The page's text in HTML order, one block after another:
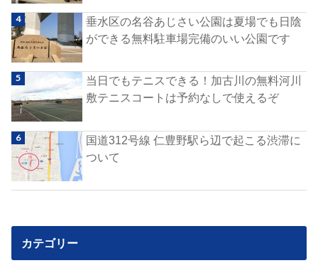
垂水区の名谷あじさい公園は夏場でも日陰
ができる無料駐車場完備のいい公園です
当日でもテニスできる！加古川の無料河川
敷テニスコートは予約なしで使えるぞ
国道312号線 仁豊野駅ら辺で起こる渋滞に
ついて
カテゴリー